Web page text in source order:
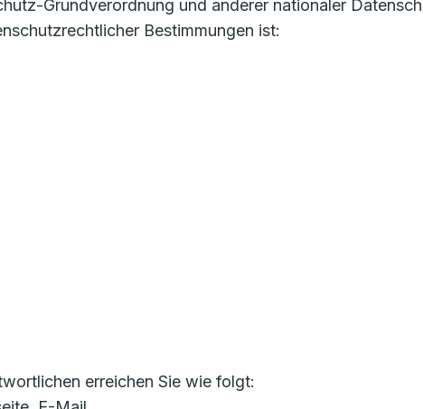
Grundverordnung und anderer nationaler
Bestimmungen ist:
erreichen Sie wie folgt: